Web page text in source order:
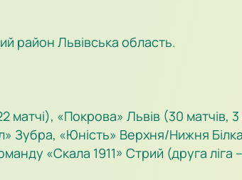
район Львівська область.
«Покрова» Львів (30 матчів,
Зубра, «Юність» Верхня/Нижня
«Скала 1911» Стрий (друга ліга